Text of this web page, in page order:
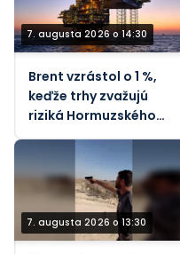
7. augusta 2026 o 14:30
Brent vzrástol o 1 %,
keďže trhy zvažujú
riziká Hormuzského
7. augusta 2026 o 13:30